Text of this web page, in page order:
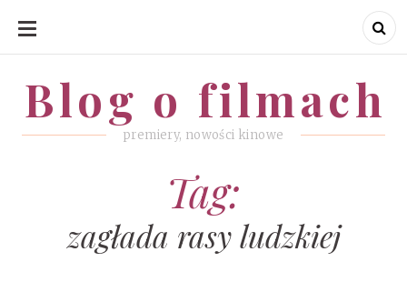
SKIP
CONTENT
Blog o filmach
premiery, nowości kinowe
Blog o filmach
Tag:
zagłada rasy ludzkiej